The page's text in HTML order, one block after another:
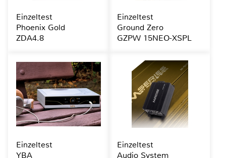
Einzeltest
Phoenix Gold
ZDA4.8
Einzeltest
Ground Zero
GZPW 15NEO-XSPL
Einzeltest
YBA
Einzeltest
Audio System